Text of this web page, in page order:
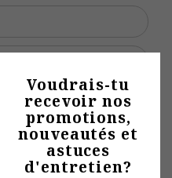
Voudrais-tu
recevoir nos
promotions,
nouveautés et
astuces
d'entretien?
Abonne-toi à
notre
infolettre
Conseils mode •
Promotions et rabais